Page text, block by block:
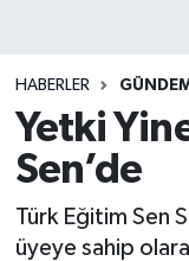
HABERLER
Yetki
Sen’de
Türk Eğitim Sen
üyeye sahip